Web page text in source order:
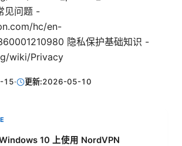
见问题 -
hc/en-
隐私保护基础知识 -
wiki/Privacy
15· 更新:2026-05-10
10 上使用 NordVPN